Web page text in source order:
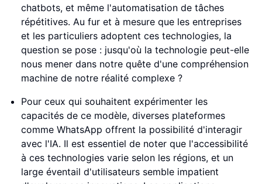
chatbots, et même l'automatisation de tâches
répétitives. Au fur et à mesure que les entreprises
et les particuliers adoptent ces technologies, la
question se pose : jusqu'où la technologie peut-elle
nous mener dans notre quête d'une compréhension
machine de notre réalité complexe ?
Pour ceux qui souhaitent expérimenter les
capacités de ce modèle, diverses plateformes
comme WhatsApp offrent la possibilité d'interagir
avec l'IA. Il est essentiel de noter que l'accessibilité
à ces technologies varie selon les régions, et un
large éventail d'utilisateurs semble impatient